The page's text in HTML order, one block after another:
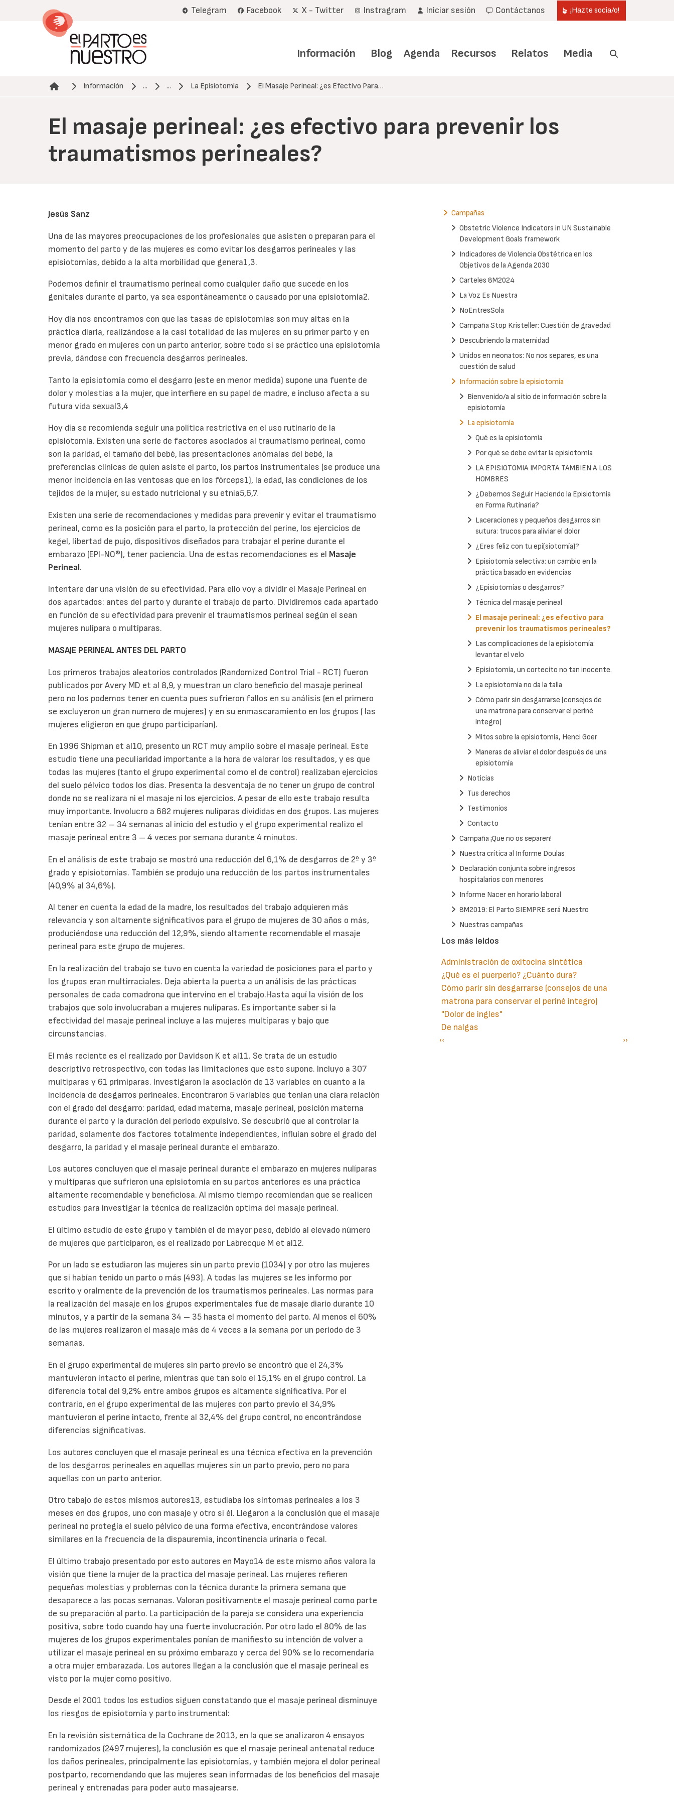
Telegram Facebook X - Twitter Instragram Iniciar sesión Contáctanos ¡Hazte socia/o!
Información Blog Agenda Recursos Relatos Media
Ruta de navegación
Información ... ... La Episiotomía El Masaje Perineal: ¿es Efectivo Para…
El masaje perineal: ¿es efectivo para prevenir los
traumatismos perineales?
Jesús Sanz
Una de las mayores preocupaciones de los profesionales que asisten o preparan para el
momento del parto y de las mujeres es como evitar los desgarros perineales y las
episiotomías, debido a la alta morbilidad que genera1,3.
Podemos definir el traumatismo perineal como cualquier daño que sucede en los
genitales durante el parto, ya sea espontáneamente o causado por una episiotomia2.
Hoy día nos encontramos con que las tasas de episiotomías son muy altas en la
práctica diaria, realizándose a la casi totalidad de las mujeres en su primer parto y en
menor grado en mujeres con un parto anterior, sobre todo si se práctico una episiotomía
previa, dándose con frecuencia desgarros perineales.
Tanto la episiotomía como el desgarro (este en menor medida) supone una fuente de
dolor y molestias a la mujer, que interfiere en su papel de madre, e incluso afecta a su
futura vida sexual3,4
Hoy día se recomienda seguir una política restrictiva en el uso rutinario de la
episiotomía. Existen una serie de factores asociados al traumatismo perineal, como
son la paridad, el tamaño del bebé, las presentaciones anómalas del bebé, la
preferencias clínicas de quien asiste el parto, los partos instrumentales (se produce una
menor incidencia en las ventosas que en los fórceps1), la edad, las condiciones de los
tejidos de la mujer, su estado nutricional y su etnia5,6,7.
Existen una serie de recomendaciones y medidas para prevenir y evitar el traumatismo
perineal, como es la posición para el parto, la protección del perine, los ejercicios de
kegel, libertad de pujo, dispositivos diseñados para trabajar el perine durante el
embarazo (EPI-NO®), tener paciencia. Una de estas recomendaciones es el Masaje
Perineal.
Intentare dar una visión de su efectividad. Para ello voy a dividir el Masaje Perineal en
dos apartados: antes del parto y durante el trabajo de parto. Dividiremos cada apartado
en función de su efectividad para prevenir el traumatismos perineal según el sean
mujeres nulípara o multíparas.
MASAJE PERINEAL ANTES DEL PARTO
Los primeros trabajos aleatorios controlados (Randomized Control Trial - RCT) fueron
publicados por Avery MD et al 8,9, y muestran un claro beneficio del masaje perineal
pero no los podemos tener en cuenta pues sufrieron fallos en su análisis (en el primero
se excluyeron un gran numero de mujeres) y en su enmascaramiento en los grupos ( las
mujeres eligieron en que grupo participarían).
En 1996 Shipman et al10, presento un RCT muy amplio sobre el masaje perineal. Este
estudio tiene una peculiaridad importante a la hora de valorar los resultados, y es que
todas las mujeres (tanto el grupo experimental como el de control) realizaban ejercicios
del suelo pélvico todos los días. Presenta la desventaja de no tener un grupo de control
donde no se realizara ni el masaje ni los ejercicios. A pesar de ello este trabajo resulta
muy importante. Involucro a 682 mujeres nulíparas divididas en dos grupos. Las mujeres
tenían entre 32 – 34 semanas al inicio del estudio y el grupo experimental realizo el
masaje perineal entre 3 – 4 veces por semana durante 4 minutos.
En el análisis de este trabajo se mostró una reducción del 6,1% de desgarros de 2º y 3º
grado y episiotomías. También se produjo una reducción de los partos instrumentales
(40,9% al 34,6%).
Al tener en cuenta la edad de la madre, los resultados del trabajo adquieren más
relevancia y son altamente significativos para el grupo de mujeres de 30 años o más,
produciéndose una reducción del 12,9%, siendo altamente recomendable el masaje
perineal para este grupo de mujeres.
En la realización del trabajo se tuvo en cuenta la variedad de posiciones para el parto y
los grupos eran multirraciales. Deja abierta la puerta a un análisis de las prácticas
personales de cada comadrona que intervino en el trabajo.Hasta aquí la visión de los
trabajos que solo involucraban a mujeres nulíparas. Es importante saber si la
efectividad del masaje perineal incluye a las mujeres multíparas y bajo que
circunstancias.
El más reciente es el realizado por Davidson K et al11. Se trata de un estudio
descriptivo retrospectivo, con todas las limitaciones que esto supone. Incluyo a 307
multíparas y 61 primíparas. Investigaron la asociación de 13 variables en cuanto a la
incidencia de desgarros perineales. Encontraron 5 variables que tenían una clara relación
con el grado del desgarro: paridad, edad materna, masaje perineal, posición materna
durante el parto y la duración del periodo expulsivo. Se descubrió que al controlar la
paridad, solamente dos factores totalmente independientes, influían sobre el grado del
desgarro, la paridad y el masaje perineal durante el embarazo.
Los autores concluyen que el masaje perineal durante el embarazo en mujeres nulíparas
y multíparas que sufrieron una episiotomía en su partos anteriores es una práctica
altamente recomendable y beneficiosa. Al mismo tiempo recomiendan que se realicen
estudios para investigar la técnica de realización optima del masaje perineal.
El último estudio de este grupo y también el de mayor peso, debido al elevado número
de mujeres que participaron, es el realizado por Labrecque M et al12.
Por un lado se estudiaron las mujeres sin un parto previo (1034) y por otro las mujeres
que si habían tenido un parto o más (493). A todas las mujeres se les informo por
escrito y oralmente de la prevención de los traumatismos perineales. Las normas para
la realización del masaje en los grupos experimentales fue de masaje diario durante 10
minutos, y a partir de la semana 34 – 35 hasta el momento del parto. Al menos el 60%
de las mujeres realizaron el masaje más de 4 veces a la semana por un periodo de 3
semanas.
En el grupo experimental de mujeres sin parto previo se encontró que el 24,3%
mantuvieron intacto el perine, mientras que tan solo el 15,1% en el grupo control. La
diferencia total del 9,2% entre ambos grupos es altamente significativa. Por el
contrario, en el grupo experimental de las mujeres con parto previo el 34,9%
mantuvieron el perine intacto, frente al 32,4% del grupo control, no encontrándose
diferencias significativas.
Los autores concluyen que el masaje perineal es una técnica efectiva en la prevención
de los desgarros perineales en aquellas mujeres sin un parto previo, pero no para
aquellas con un parto anterior.
Otro tabajo de estos mismos autores13, estudiaba los síntomas perineales a los 3
meses en dos grupos, uno con masaje y otro si él. Llegaron a la conclusión que el masaje
perineal no protegía el suelo pélvico de una forma efectiva, encontrándose valores
similares en la frecuencia de la dispauremia, incontinencia urinaria o fecal.
El último trabajo presentado por esto autores en Mayo14 de este mismo años valora la
visión que tiene la mujer de la practica del masaje perineal. Las mujeres refieren
pequeñas molestias y problemas con la técnica durante la primera semana que
desaparece a las pocas semanas. Valoran positivamente el masaje perineal como parte
de su preparación al parto. La participación de la pareja se considera una experiencia
positiva, sobre todo cuando hay una fuerte involucración. Por otro lado el 80% de las
mujeres de los grupos experimentales ponían de manifiesto su intención de volver a
utilizar el masaje perineal en su próximo embarazo y cerca del 90% se lo recomendaría
a otra mujer embarazada. Los autores llegan a la conclusión que el masaje perineal es
visto por la mujer como positivo.
Desde el 2001 todos los estudios siguen constatando que el masaje perineal disminuye
los riesgos de episiotomía y parto instrumental:
En la revisión sistemática de la Cochrane de 2013, en la que se analizaron 4 ensayos
randomizados (2497 mujeres), la conclusión es que el masaje perineal antenatal reduce
los daños perineales, principalmente las episiotomías, y también mejora el dolor perineal
postparto, recomendando que las mujeres sean informadas de los beneficios del masaje
perineal y entrenadas para poder auto masajearse.
Campañas
Obstetric Violence Indicators in UN Sustainable
Development Goals framework
Indicadores de Violencia Obstétrica en los
Objetivos de la Agenda 2030
Carteles 8M2024
La Voz Es Nuestra
NoEntresSola
Campaña Stop Kristeller: Cuestión de gravedad
Descubriendo la maternidad
Unidos en neonatos: No nos separes, es una
cuestión de salud
Información sobre la episiotomía
Bienvenido/a al sitio de información sobre la
episiotomía
La episiotomía
Qué es la episiotomía
Por qué se debe evitar la episiotomía
LA EPISIOTOMIA IMPORTA TAMBIEN A LOS
HOMBRES
¿Debemos Seguir Haciendo la Episiotomía
en Forma Rutinaria?
Laceraciones y pequeños desgarros sin
sutura: trucos para aliviar el dolor
¿Eres feliz con tu epi(siotomía)?
Episiotomía selectiva: un cambio en la
práctica basado en evidencias
¿Episiotomías o desgarros?
Técnica del masaje perineal
El masaje perineal: ¿es efectivo para
prevenir los traumatismos perineales?
Las complicaciones de la episiotomía:
levantar el velo
Episiotomía, un cortecito no tan inocente.
La episiotomía no da la talla
Cómo parir sin desgarrarse (consejos de
una matrona para conservar el periné
íntegro)
Mitos sobre la episiotomía, Henci Goer
Maneras de aliviar el dolor después de una
episiotomía
Noticias
Tus derechos
Testimonios
Contacto
Campaña ¡Que no os separen!
Nuestra crítica al Informe Doulas
Declaración conjunta sobre ingresos
hospitalarios con menores
Informe Nacer en horario laboral
8M2019: El Parto SIEMPRE será Nuestro
Nuestras campañas
Los más leidos
Administración de oxitocina sintética
¿Qué es el puerperio? ¿Cuánto dura?
Cómo parir sin desgarrarse (consejos de una
matrona para conservar el periné íntegro)
"Dolor de ingles"
De nalgas
Paginación
Página
‹‹
Siguiente
››